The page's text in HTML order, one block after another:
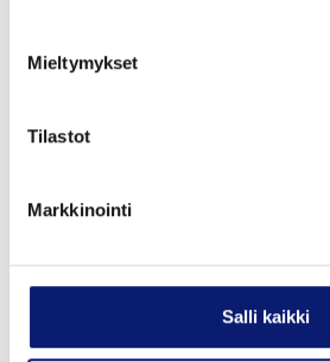
Mieltymykset
Tilastot
Markkinointi
Salli kaikki
8 000 km Sähkö